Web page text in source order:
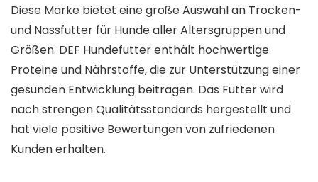
Diese Marke bietet eine große Auswahl an Trocken-
und Nassfutter für Hunde aller Altersgruppen und
Größen. DEF Hundefutter enthält hochwertige
Proteine und Nährstoffe, die zur Unterstützung einer
gesunden Entwicklung beitragen. Das Futter wird
nach strengen Qualitätsstandards hergestellt und
hat viele positive Bewertungen von zufriedenen
Kunden erhalten.